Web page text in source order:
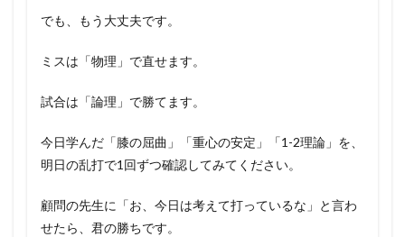
でも、もう大丈夫です。
ミスは「物理」で直せます。
試合は「論理」で勝てます。
今日学んだ「膝の屈曲」「重心の安定」「1-2理論」を、
明日の乱打で1回ずつ確認してみてください。
顧問の先生に「お、今日は考えて打っているな」と言わ
せたら、君の勝ちです。